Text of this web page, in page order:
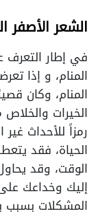
الشعر الأصفر
في إطار
المنام، و إذا
المنام، وكان
الخيرات
رمزاً للأحداث
الحياة، فقد
الوقت، وقد
إليك وخداعك
المشكلات بسبب